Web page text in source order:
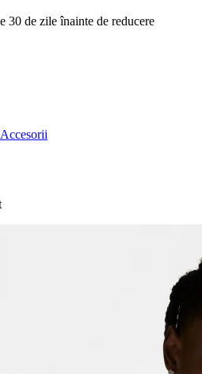
30 de zile înainte de reducere